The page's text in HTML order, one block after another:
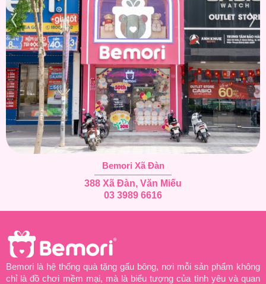
Bemori Xã Đàn
388 Xã Đàn, Văn Miếu
03 3989 6616
Bemori là hệ thống quà tặng gấu bông, nơi mỗi sản phẩm không
chỉ là đồ chơi mềm mại, mà là biểu tượng của tình yêu và quan